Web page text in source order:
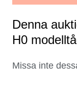
Denna
H0
Missa inte